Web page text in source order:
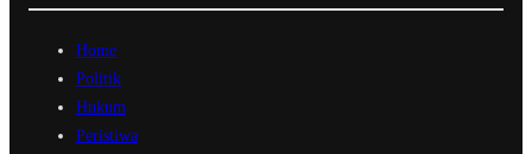
Home
Politik
Hukum
Peristiwa